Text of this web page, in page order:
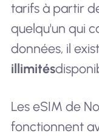
tarifs à partir
quelqu'un qui
données, il
illimités
Les eSIM de
fonctionnent